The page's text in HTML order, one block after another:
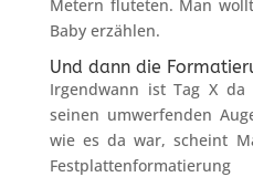
Metern fluteten. Man
Baby erzählen.
Und dann die
Irgendwann ist Tag X
seinen umwerfenden
wie es da war, scheint